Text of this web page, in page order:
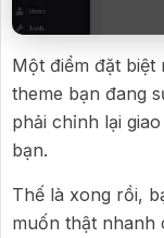
Một điểm đặt biệt
theme bạn đang
phải chỉnh lại
bạn. ​
Thế là xong rồi,
muốn thật nhanh